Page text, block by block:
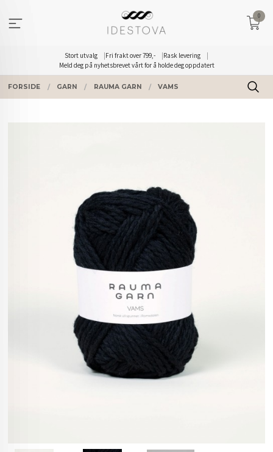
innholdet
Stort utvalg Fri frakt over 799,-
Rask levering
Meld deg på nyhetsbrevet vårt for å holde deg oppdatert
0
FORSIDE GARN RAUMA GARN VAMS